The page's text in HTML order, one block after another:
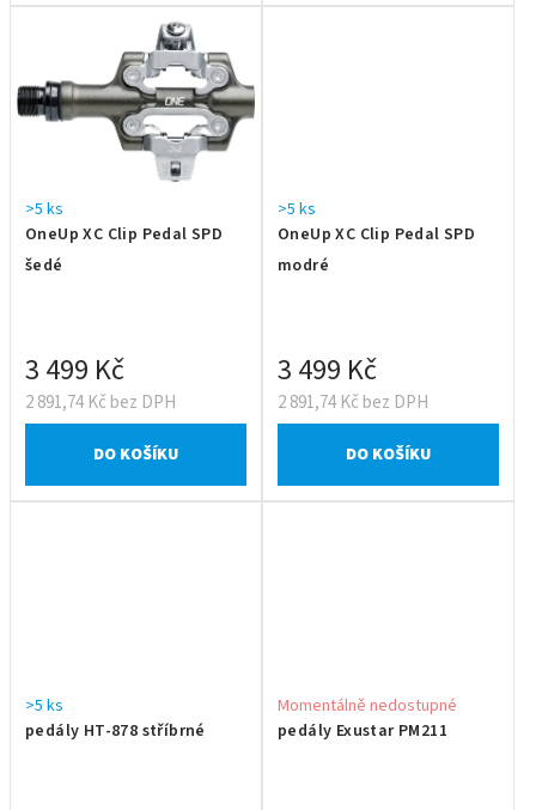
OneUp XC Clip Pedal SPD
šedé
>5 ks
2 891,74 Kč bez DPH
3 499 Kč
DO KOŠÍKU
OneUp XC Clip Pedal SPD
modré
>5 ks
2 891,74 Kč bez DPH
3 499 Kč
DO KOŠÍKU
pedály HT-878 stříbrné
>5 ks
pedály Exustar PM211
Momentálně nedostupné